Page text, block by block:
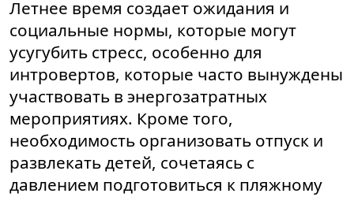
Летнее время создает ожидания и
социальные нормы, которые могут
усугубить стресс, особенно для
интровертов, которые часто вынуждены
участвовать в энергозатратных
мероприятиях. Кроме того,
необходимость организовать отпуск и
развлекать детей, сочетаясь с
давлением подготовиться к пляжному